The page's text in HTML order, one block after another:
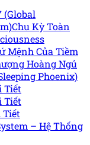
(Global
Chu Kỳ Toàn
Mệnh Của Tiềm
Hoàng Ngủ
Phoenix)
Tiết
Tiết
Tiết
– Hệ Thống